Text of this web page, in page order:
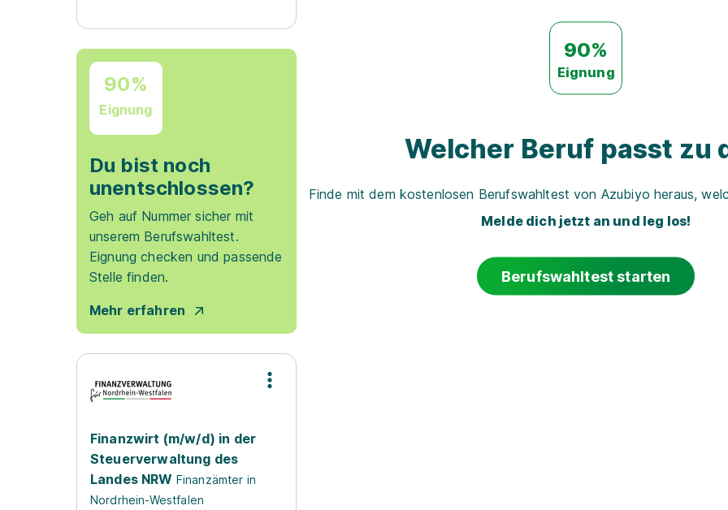
90%
Eignung
Du bist noch
unentschlossen?
Geh auf Nummer sicher mit
unserem Berufswahltest.
Eignung checken und passende
Stelle finden.
Mehr erfahren
Finanzwirt (m/w/d) in der
Steuerverwaltung des
Landes NRW Finanzämter in
Nordrhein-Westfalen
90%
Eignung
Welcher Beruf passt zu
Finde mit dem kostenlosen Berufswahltest von Azubiyo heraus,
Melde dich jetzt an und leg los!
Berufswahltest starten